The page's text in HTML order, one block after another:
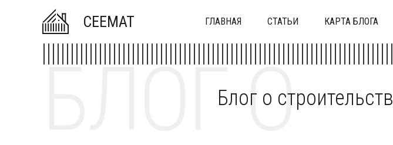
CEEMAT ГЛАВНАЯ СТАТЬИ КАРТА БЛОГА
Блог о
БЛОГ О